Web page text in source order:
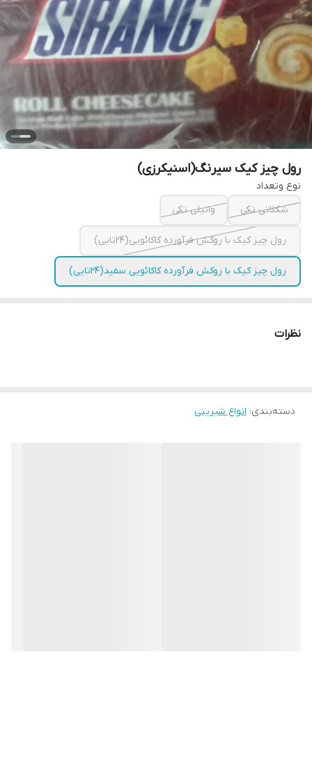
رول چیز کیک سیرنگ(اسنیکرزی)
نوع وتعداد
شکلاتی تکی
وانیلی تکی
رول چیز کیک با روکش فرآورده کاکائویی(۲۴تایی)
رول چیز کیک با روکش فرآورده کاکائویی سفید(۲۴تایی)
نظرات
دسته‌بندی: انواع شیرینی